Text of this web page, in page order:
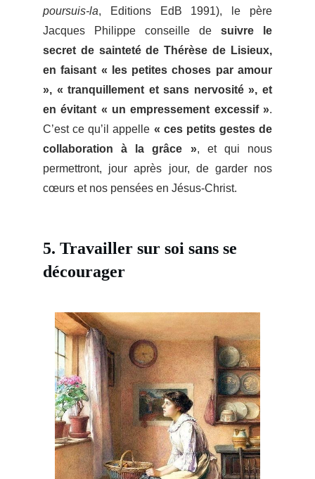
poursuis-la, Editions EdB 1991), le père
Jacques Philippe conseille de suivre le
secret de sainteté de Thérèse de Lisieux,
en faisant « les petites choses par amour
», « tranquillement et sans nervosité », et
en évitant « un empressement excessif ».
C’est ce qu’il appelle « ces petits gestes de
collaboration à la grâce », et qui nous
permettront, jour après jour, de garder nos
cœurs et nos pensées en Jésus-Christ.
5. Travailler sur soi sans se
décourager